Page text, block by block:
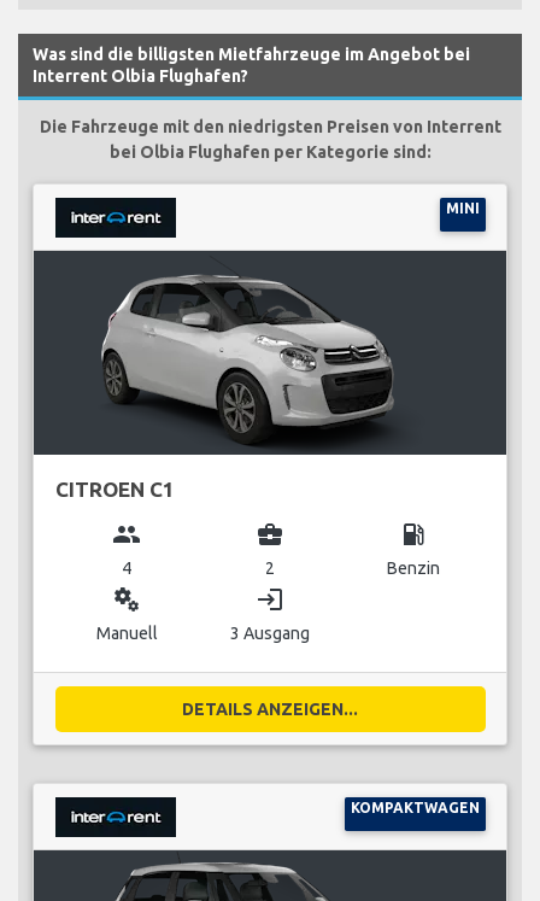
Was sind die billigsten Mietfahrzeuge im Angebot bei
Interrent Olbia Flughafen?
Die Fahrzeuge mit den niedrigsten Preisen von Interrent
bei Olbia Flughafen per Kategorie sind:
MINI
CITROEN C1
group
4
business_center
2
local_gas_station
Benzin
miscellaneous_services
Manuell
login
3 Ausgang
DETAILS ANZEIGEN...
KOMPAKTWAGEN